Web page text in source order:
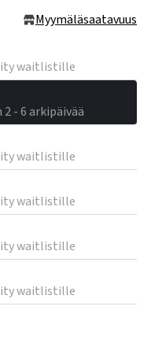
Myymäläsaatavuus
waitlistille
- 6 arkipäivää
waitlistille
waitlistille
waitlistille
waitlistille